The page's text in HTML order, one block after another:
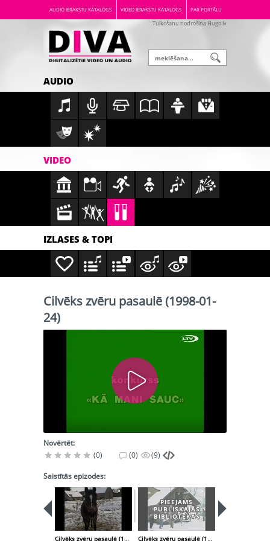
AUDIO IERAKSTU KATALOGS VIDEO IERAKSTU KATALOGS PAR PORTĀLU
Tulkošanu nodrošina Hugo.lv
AUDIO
VIDEO
IZLASES & TOPI
Cilvēks zvēru pasaulē (1998-01-
24)
Novērtēt:
(0)
(0) (9)
Saistītās epizodes:
Cilvēks zvēru pasaulē (1998-01-10)
PIEEJAMS
PUBLISKAJĀS
BIBLIOTĒKĀS
Cilvēks zvēru pasaulē (1998-02)